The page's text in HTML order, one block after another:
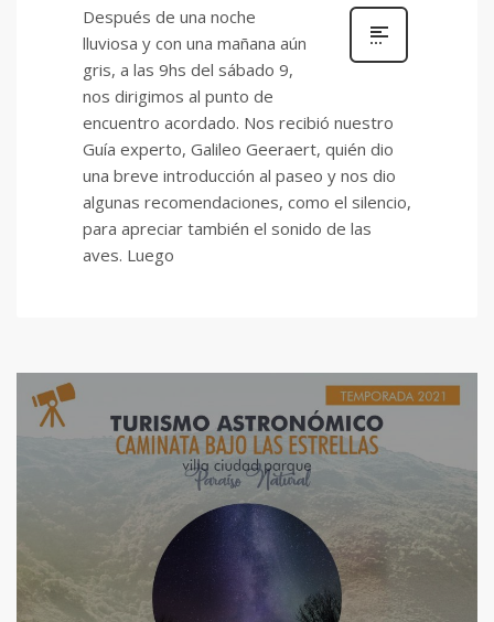
Después de una noche
lluviosa y con una mañana aún
gris, a las 9hs del sábado 9,
nos dirigimos al punto de
encuentro acordado. Nos recibió nuestro
Guía experto, Galileo Geeraert, quién dio
una breve introducción al paseo y nos dio
algunas recomendaciones, como el silencio,
para apreciar también el sonido de las
aves. Luego